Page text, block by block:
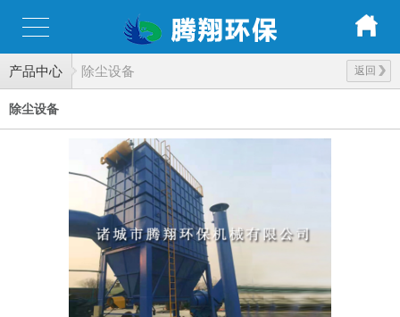
产品中心 返回
除尘设备
除尘设备